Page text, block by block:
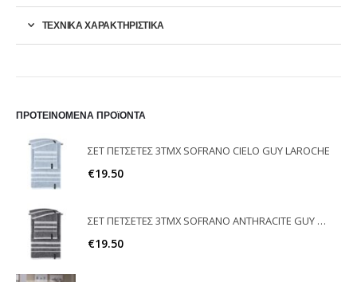
ΤΕΧΝΙΚΑ ΧΑΡΑΚΤΗΡΙΣΤΙΚΑ
ΠΡΟΤΕΙΝΟΜΕΝΑ ΠΡΟϊΟΝΤΑ
ΣΕΤ ΠΕΤΣΕΤΕΣ 3ΤΜΧ SOFRANO CIELO GUY LAROCHE
€19.50
ΣΕΤ ΠΕΤΣΕΤΕΣ 3ΤΜΧ SOFRANO ANTHRACITE GUY LAROCHE
€19.50